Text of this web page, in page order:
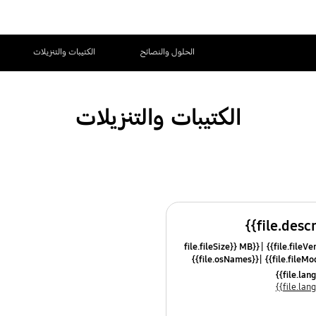
الحلول والنصائح الكتيبات والتنزيلات
الكتيبات والتنزيلات
{{file.fileSize}} MB
{{file.osNames}}